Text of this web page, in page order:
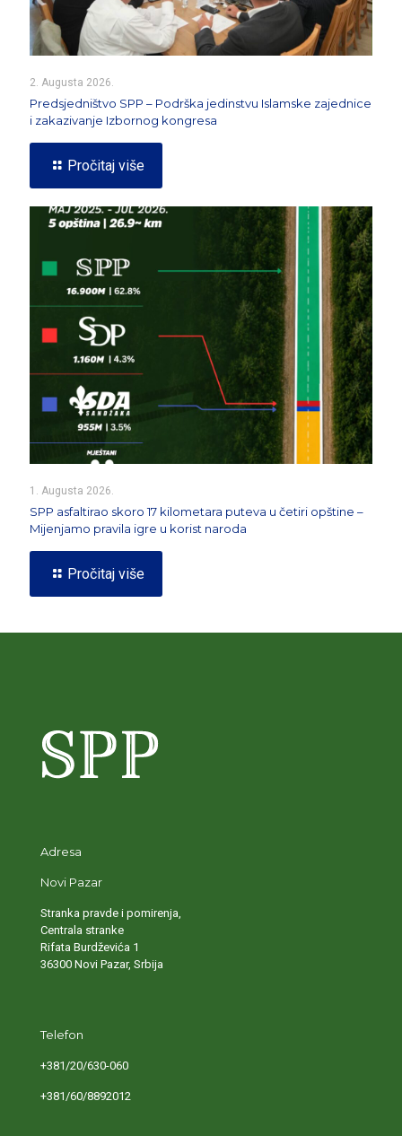
2. Augusta 2026.
Predsjedništvo SPP – Podrška jedinstvu Islamske zajednice
i zakazivanje Izbornog kongresa
Pročitaj više
1. Augusta 2026.
SPP asfaltirao skoro 17 kilometara puteva u četiri opštine –
Mijenjamo pravila igre u korist naroda
Pročitaj više
Adresa
Novi Pazar
Stranka pravde i pomirenja,
Centrala stranke
Rifata Burdževića 1
36300 Novi Pazar, Srbija
Telefon
+381/20/630-060
+381/60/8892012